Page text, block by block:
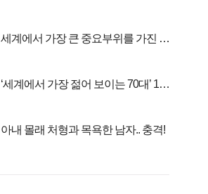
세계에서 가장 큰 중요부위를 가진 남
‘세계에서 가장 젊어 보이는 70대’ 1위
아내 몰래 처형과 목욕한 남자.. 충격!